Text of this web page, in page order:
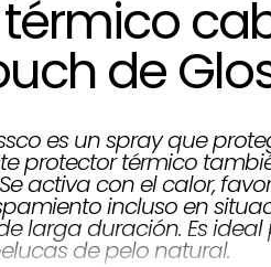
de
es un spray que
protector térmico
activa con el calor,
incluso en
larga duración. Es
de pelo natural.